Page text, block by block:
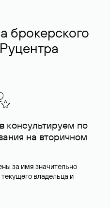
брокерского
консультируем по
на вторичном
за имя значительно
владельца и